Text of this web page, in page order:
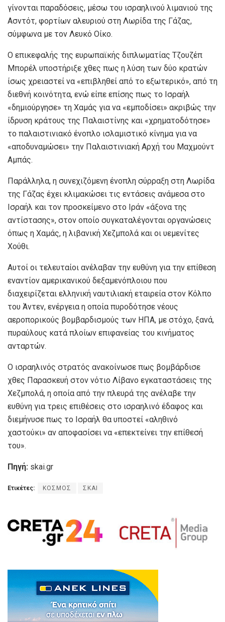
γίνονται παραδόσεις, μέσω του ισραηλινού λιμανιού της
Ασντότ, φορτίων αλευριού στη Λωρίδα της Γάζας,
σύμφωνα με τον Λευκό Οίκο.
Ο επικεφαλής της ευρωπαϊκής διπλωματίας Τζουζέπ
Μπορέλ υποστήριξε χθες πως η λύση των δύο κρατών
ίσως χρειαστεί να «επιβληθεί από το εξωτερικό», από τη
διεθνή κοινότητα, ενώ είπε επίσης πως το Ισραήλ
«δημιούργησε» τη Χαμάς για να «εμποδίσει» ακριβώς την
ίδρυση κράτους της Παλαιστίνης και «χρηματοδότησε»
το παλαιστινιακό ένοπλο ισλαμιστικό κίνημα για να
«αποδυναμώσει» την Παλαιστινιακή Αρχή του Μαχμούντ
Αμπάς.
Παράλληλα, η συνεχιζόμενη ένοπλη σύρραξη στη Λωρίδα
της Γάζας έχει κλιμακώσει τις εντάσεις ανάμεσα στο
Ισραήλ και τον προσκείμενο στο Ιράν «άξονα της
αντίστασης», στον οποίο συγκαταλέγονται οργανώσεις
όπως η Χαμάς, η λιβανική Χεζμπολά και οι υεμενίτες
Χούθι.
Αυτοί οι τελευταίοι ανέλαβαν την ευθύνη για την επίθεση
εναντίον αμερικανικού δεξαμενόπλοιου που
διαχειρίζεται ελληνική ναυτιλιακή εταιρεία στον Κόλπο
του Άντεν, ενέργεια η οποία πυροδότησε νέους
αεροπορικούς βομβαρδισμούς των ΗΠΑ, με στόχο, ξανά,
πυραύλους κατά πλοίων επιφανείας του κινήματος
ανταρτών.
Ο ισραηλινός στρατός ανακοίνωσε πως βομβάρδισε
χθες Παρασκευή στον νότιο Λίβανο εγκαταστάσεις της
Χεζμπολά, η οποία από την πλευρά της ανέλαβε την
ευθύνη για τρεις επιθέσεις στο ισραηλινό έδαφος και
διεμήνυσε πως το Ισραήλ θα υποστεί «αληθινό
χαστούκι» αν αποφασίσει να «επεκτείνει την επίθεσή
του».
Πηγή: skai.gr
Ετικέτες: ΚΟΣΜΟΣ ΣΚΑΙ